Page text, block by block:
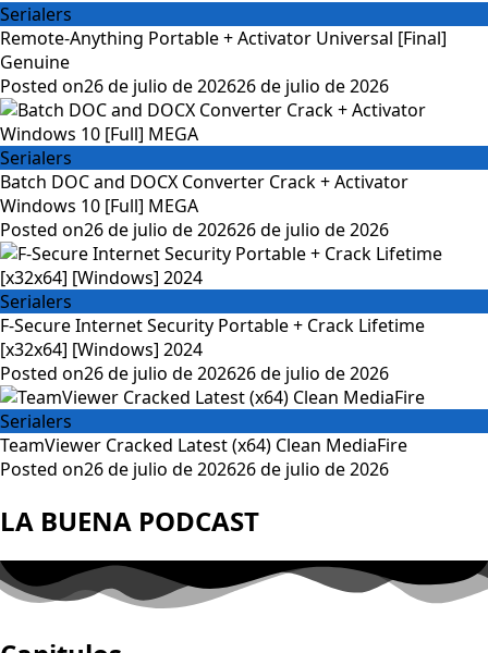
Serialers
Remote-Anything Portable + Activator Universal [Final]
Genuine
Posted on26 de julio de 202626 de julio de 2026
Serialers
Batch DOC and DOCX Converter Crack + Activator
Windows 10 [Full] MEGA
Posted on26 de julio de 202626 de julio de 2026
Serialers
F-Secure Internet Security Portable + Crack Lifetime
[x32x64] [Windows] 2024
Posted on26 de julio de 202626 de julio de 2026
Serialers
TeamViewer Cracked Latest (x64) Clean MediaFire
Posted on26 de julio de 202626 de julio de 2026
LA BUENA PODCAST